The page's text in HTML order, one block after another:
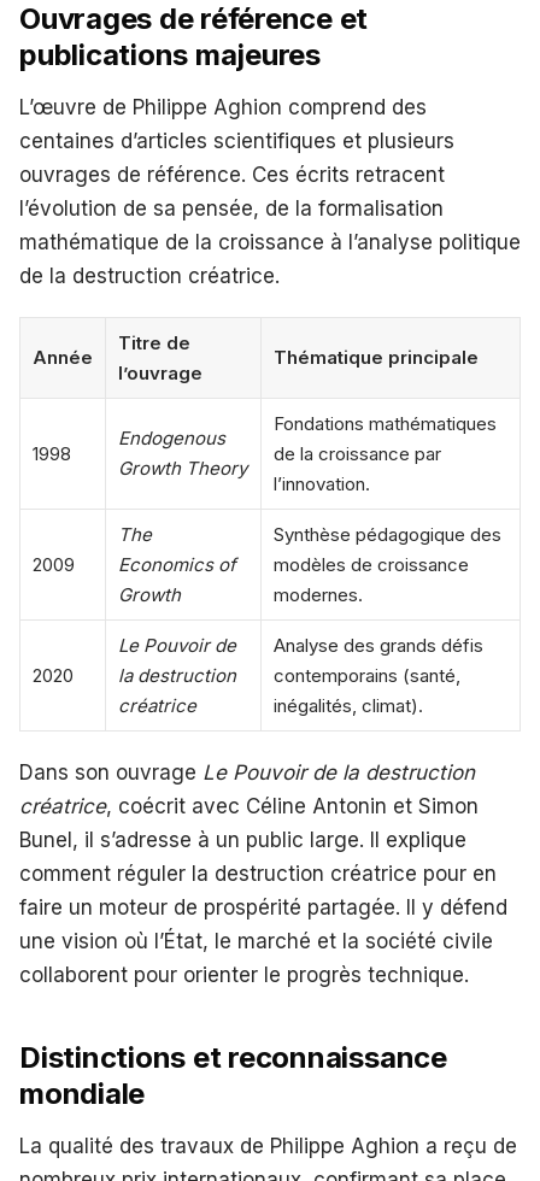
Ouvrages de référence et
publications majeures
L’œuvre de Philippe Aghion comprend des
centaines d’articles scientifiques et plusieurs
ouvrages de référence. Ces écrits retracent
l’évolution de sa pensée, de la formalisation
mathématique de la croissance à l’analyse politique
de la destruction créatrice.
Année
Titre de
l’ouvrage
Thématique principale
1998
Endogenous
Growth Theory
Fondations mathématiques
de la croissance par
l’innovation.
2009
The
Economics of
Growth
Synthèse pédagogique des
modèles de croissance
modernes.
2020
Le Pouvoir de
la destruction
créatrice
Analyse des grands défis
contemporains (santé,
inégalités, climat).
Dans son ouvrage Le Pouvoir de la destruction
créatrice, coécrit avec Céline Antonin et Simon
Bunel, il s’adresse à un public large. Il explique
comment réguler la destruction créatrice pour en
faire un moteur de prospérité partagée. Il y défend
une vision où l’État, le marché et la société civile
collaborent pour orienter le progrès technique.
Distinctions et reconnaissance
mondiale
La qualité des travaux de Philippe Aghion a reçu de